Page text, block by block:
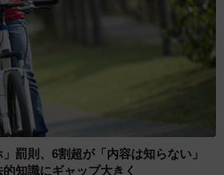
」罰則、6割超が「内容は知らない」
知識にギャップ大きく